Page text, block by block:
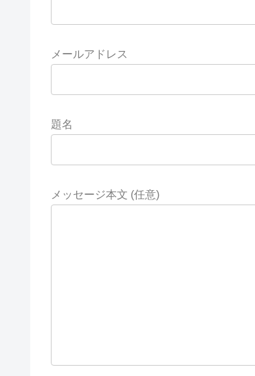
メールアドレス
題名
メッセージ本文 (任意)